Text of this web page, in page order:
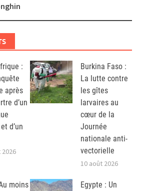
:
après
d’un
d’un
2026
Burkina Faso :
La lutte contre
les gîtes
larvaires au
cœur de la
Journée
nationale anti-
vectorielle
10 août 2026
moins
Egypte : Un